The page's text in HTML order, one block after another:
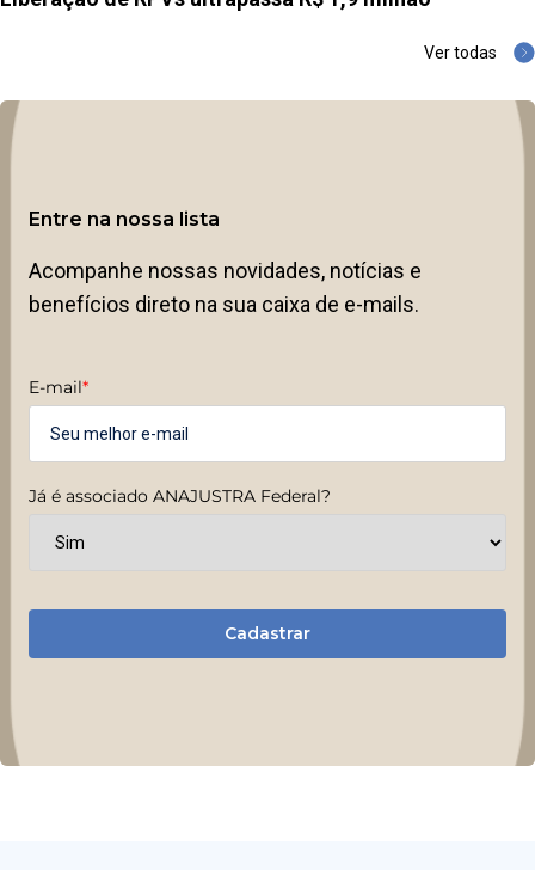
Ver todas
Entre na nossa lista
Acompanhe nossas novidades, notícias e
benefícios direto na sua caixa de e-mails.
E-mail*
Já é associado ANAJUSTRA Federal?
Cadastrar